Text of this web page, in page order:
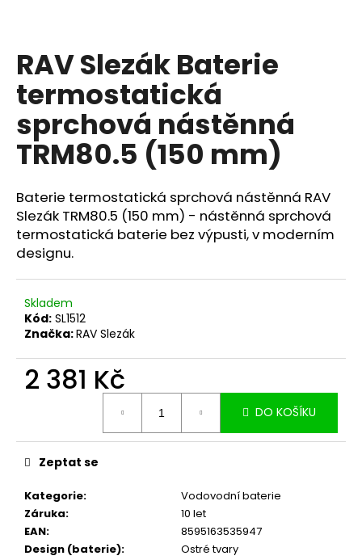
RAV Slezák Baterie
termostatická
sprchová nástěnná
TRM80.5 (150 mm)
Baterie termostatická sprchová nástěnná RAV
Slezák TRM80.5 (150 mm) - nástěnná sprchová
termostatická baterie bez výpusti, v moderním
designu.
Skladem
Kód: SL1512
Značka:RAV Slezák
2 381 Kč
DO KOŠÍKU
Kategorie:
Vodovodní baterie
Záruka:
10 let
EAN:
8595163535947
Design (baterie):
Ostré tvary
Zeptat se
í
t
?
D
o
p
o
č
u
m
e